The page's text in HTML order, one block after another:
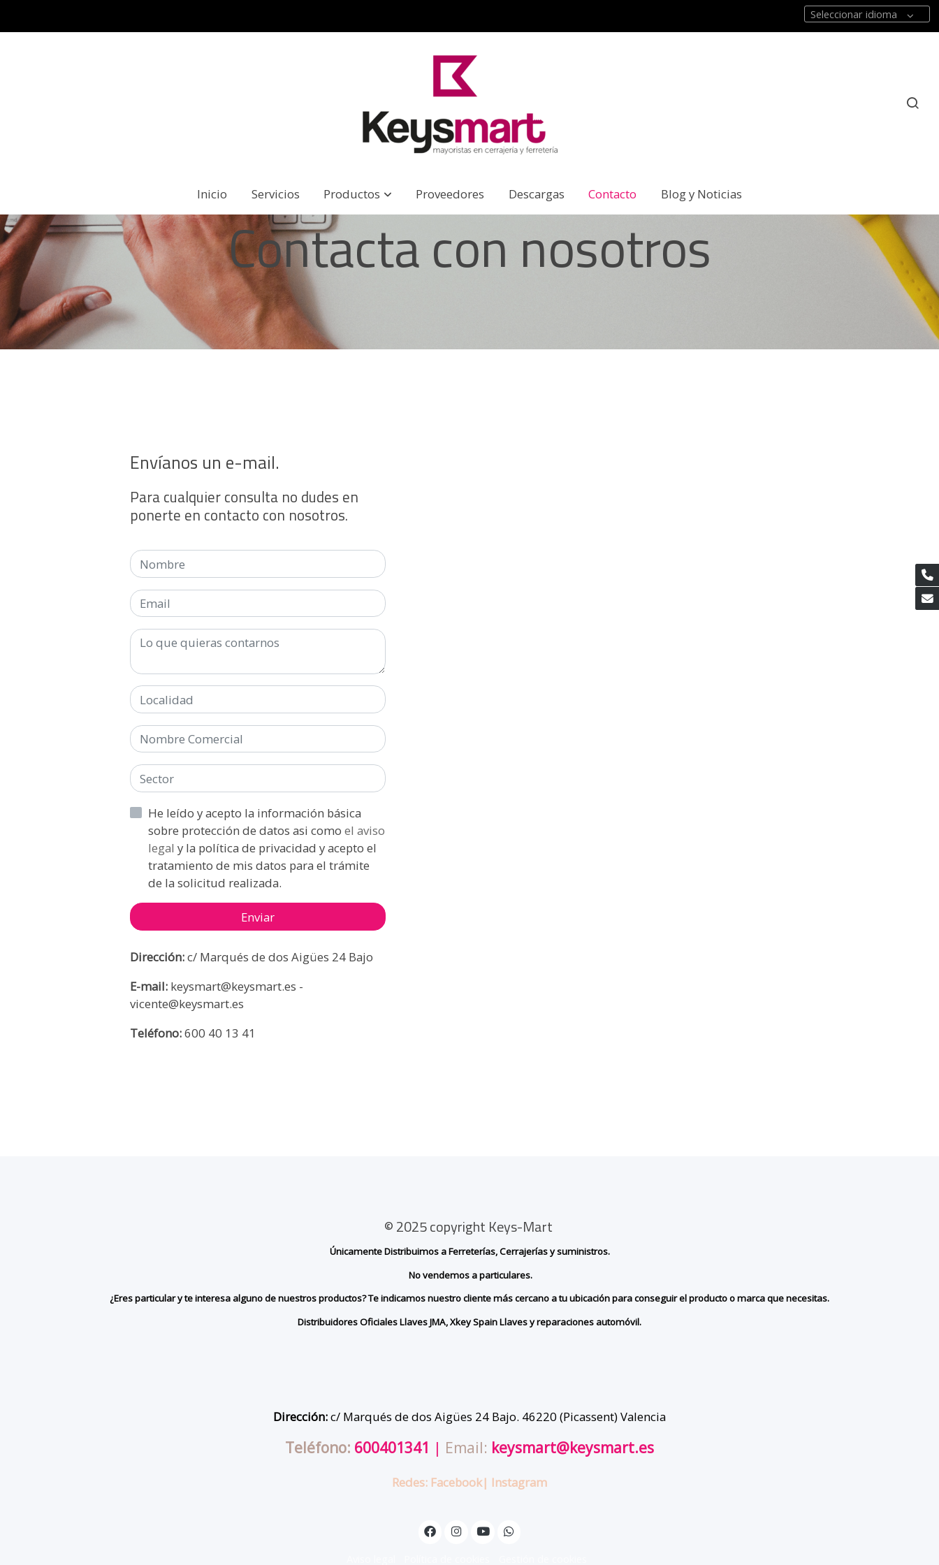
Seleccionar idioma
Inicio Servicios Productos Proveedores Descargas Contacto Blog y Noticias
Contacta con nosotros
Envíanos un e-mail.
Para cualquier consulta no dudes en
ponerte en contacto con nosotros.
He leído y acepto la información básica
sobre protección de datos asi como el aviso
legal y la política de privacidad y acepto el
tratamiento de mis datos para el trámite
de la solicitud realizada.
Enviar
Dirección:c/ Marqués de dos Aigües 24 Bajo
E-mail: keysmart@keysmart.es -
vicente@keysmart.es
Teléfono:600 40 13 41
© 2025 copyright Keys-Mart
Únicamente Distribuimos a Ferreterías, Cerrajerías y suministros.
No vendemos a particulares.
¿Eres particular y te interesa alguno de nuestros productos? Te indicamos nuestro cliente más cercano a tu ubicación para conseguir el producto o marca que necesitas.
Distribuidores Oficiales Llaves JMA, Xkey Spain Llaves y reparaciones automóvil.
Dirección:c/ Marqués de dos Aigües 24 Bajo. 46220 (Picassent) Valencia
Teléfono: 600401341 | Email: keysmart@keysmart.es
Redes: Facebook| Instagram